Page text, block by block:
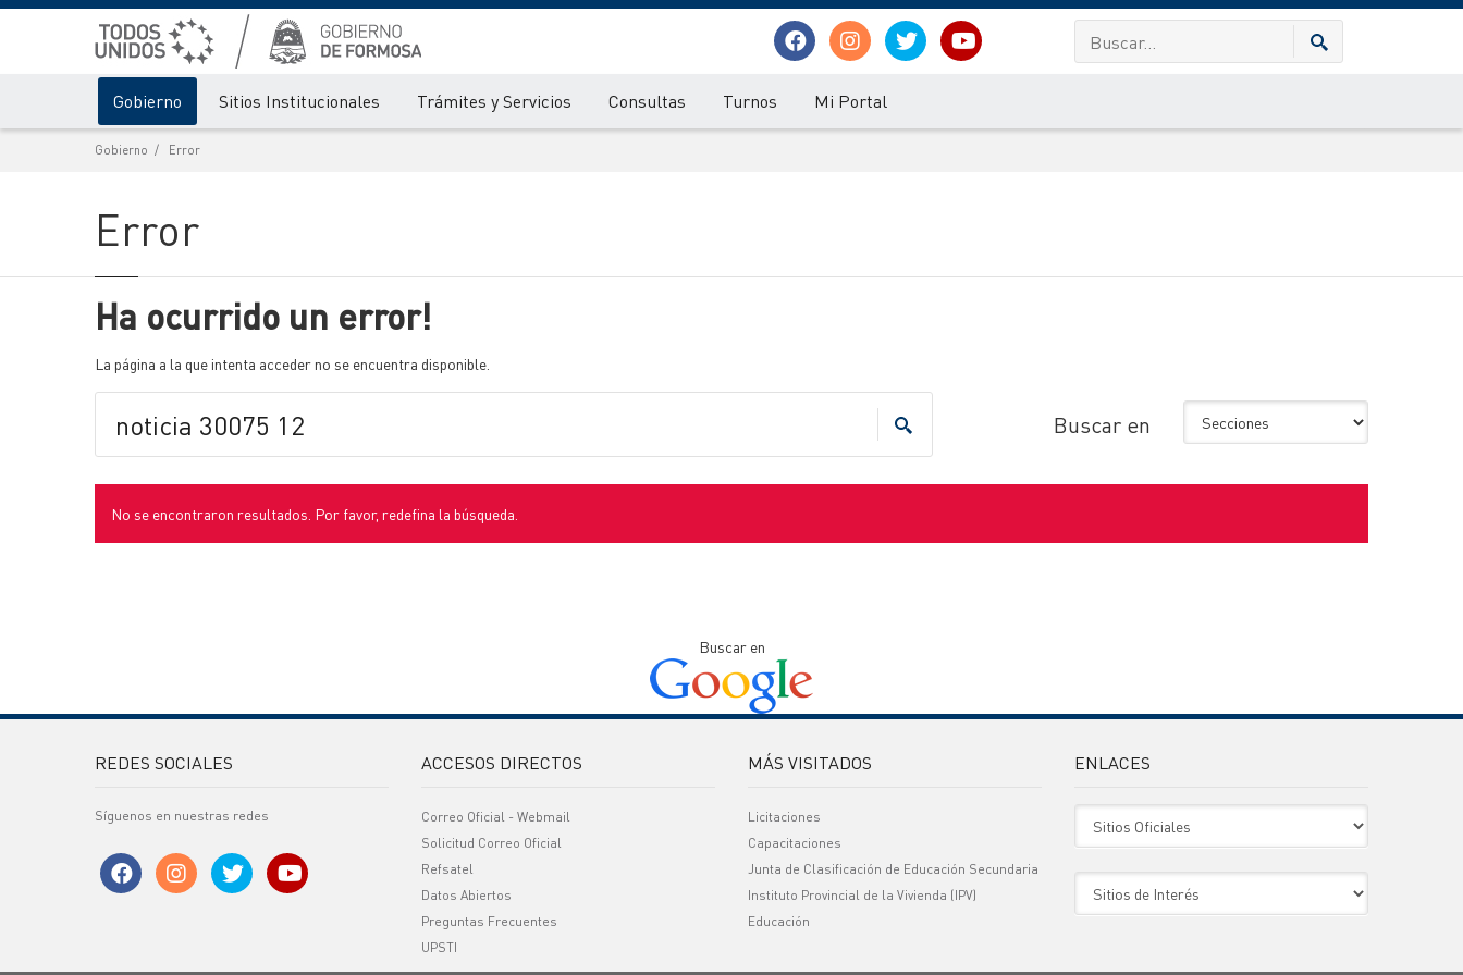
Gobierno Sitios Institucionales Trámites y Servicios Consultas Turnos Mi Portal
Gobierno Error
Error
Ha ocurrido un error!
La página a la que intenta acceder no se encuentra disponible.
Buscar en
No se encontraron resultados. Por favor, redefina la búsqueda.
Buscar en
REDES SOCIALES
Síguenos en nuestras redes
ACCESOS DIRECTOS
Correo Oficial - Webmail
Solicitud Correo Oficial
Refsatel
Datos Abiertos
Preguntas Frecuentes
UPSTI
MÁS VISITADOS
Licitaciones
Capacitaciones
Junta de Clasificación de Educación Secundaria
Instituto Provincial de la Vivienda (IPV)
Educación
ENLACES